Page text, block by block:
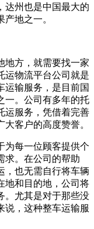
达州也是中国最大的
地之一。
地方，就需要找一家
运物流平台公司就是
运输服务，是目前国
一。公司有多年的托
运服务，凭借着完善
客户的高度赞誉。
为每一位顾客提供个
求。在公司的帮助
，也无需自行将车辆
地和目的地，公司将
。尤其是对于那些没
说，这种整车运输服